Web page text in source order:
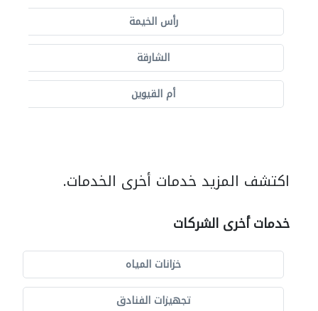
رأس الخيمة
الشارقة
أم القيوين
اكتشف المزيد خدمات أخرى الخدمات.
خدمات أخرى الشركات
خزانات المياه
تجهيزات الفنادق